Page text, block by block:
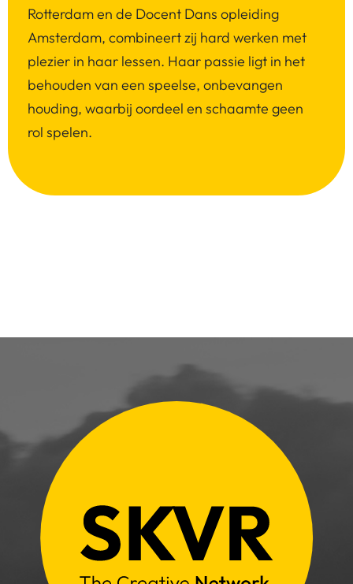
Rotterdam en de Docent Dans opleiding
Amsterdam, combineert zij hard werken met
plezier in haar lessen. Haar passie ligt in het
behouden van een speelse, onbevangen
houding, waarbij oordeel en schaamte geen
rol spelen.